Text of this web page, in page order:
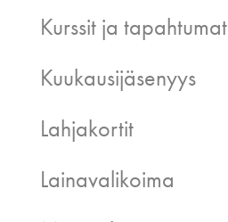
Kurssit ja tapahtumat
Kuukausijäsenyys
Lahjakortit
Lainavalikoima